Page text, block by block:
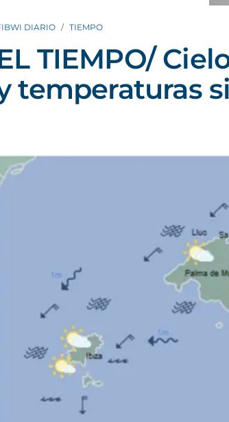
DIARIO TIEMPO
TIEMPO/
temperaturas